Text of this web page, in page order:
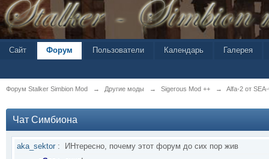
Сайт Форум Пользователи Календарь Галерея
Форум Stalker Simbion Mod → Другие моды → Sigerous Mod ++ → Alfa-2 от
Чат Симбиона
aka_sektor :
ИНтересно, почему этот форум до сих пор жив